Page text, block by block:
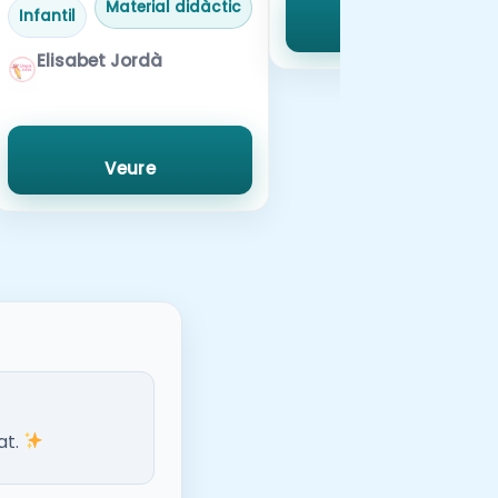
Infantil Material didàctic
Elisabet Jordà
Veure